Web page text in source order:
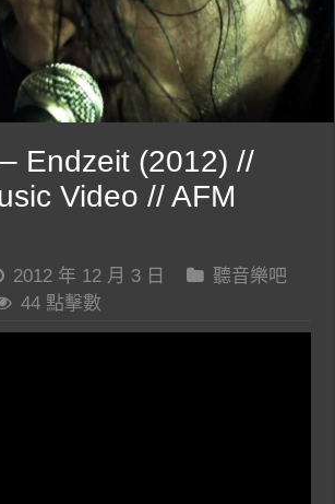
Endzeit (2012) //
Video // AFM
2012 年 12 月 3 日
聽音樂吧
44 點擊數